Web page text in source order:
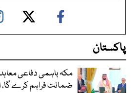
پاکستان
مکہ باہمی دفاعی
ضمانت فراہم کرے گا،